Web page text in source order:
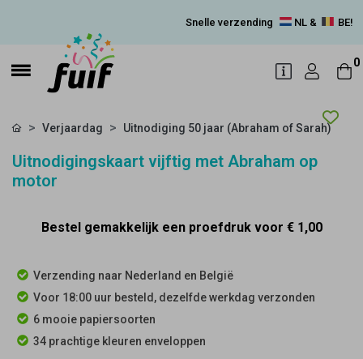
Snelle verzending NL & BE!
0
Verjaardag Uitnodiging 50 jaar (Abraham of Sarah)
Uitnodigingskaart vijftig met Abraham op
motor
Bestel gemakkelijk een proefdruk voor € 1,00
Verzending naar Nederland en België
Voor 18:00 uur besteld, dezelfde werkdag verzonden
6 mooie papiersoorten
34 prachtige kleuren enveloppen